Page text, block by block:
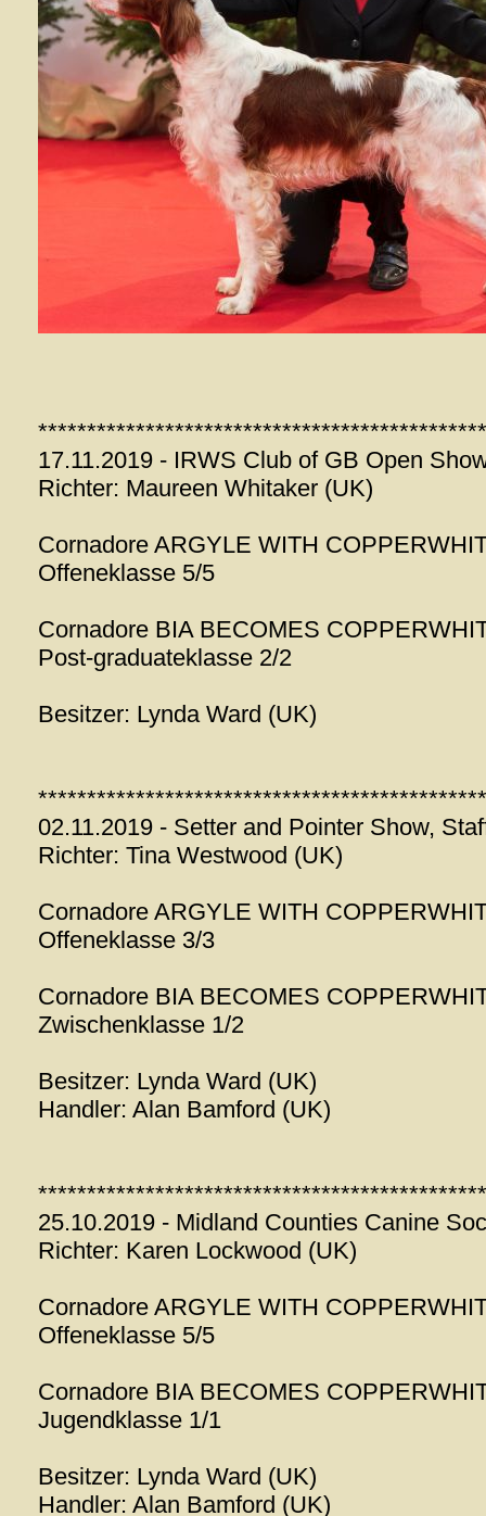
**********************************************
17.11.2019 - IRWS Club of GB Open
Richter: Maureen Whitaker (UK)
Cornadore ARGYLE WITH
Offeneklasse 5/5
Cornadore BIA BECOMES
Post-graduateklasse 2/2
Besitzer: Lynda Ward (UK)
**********************************************
02.11.2019 - Setter and Pointer Show,
Richter: Tina Westwood (UK)
Cornadore ARGYLE WITH
Offeneklasse 3/3
Cornadore BIA BECOMES
Zwischenklasse 1/2
Besitzer: Lynda Ward (UK)
Handler: Alan Bamford (UK)
**********************************************
25.10.2019 - Midland Counties Canine
Richter: Karen Lockwood (UK)
Cornadore ARGYLE WITH
Offeneklasse 5/5
Cornadore BIA BECOMES
Jugendklasse 1/1
Besitzer: Lynda Ward (UK)
Handler: Alan Bamford (UK)